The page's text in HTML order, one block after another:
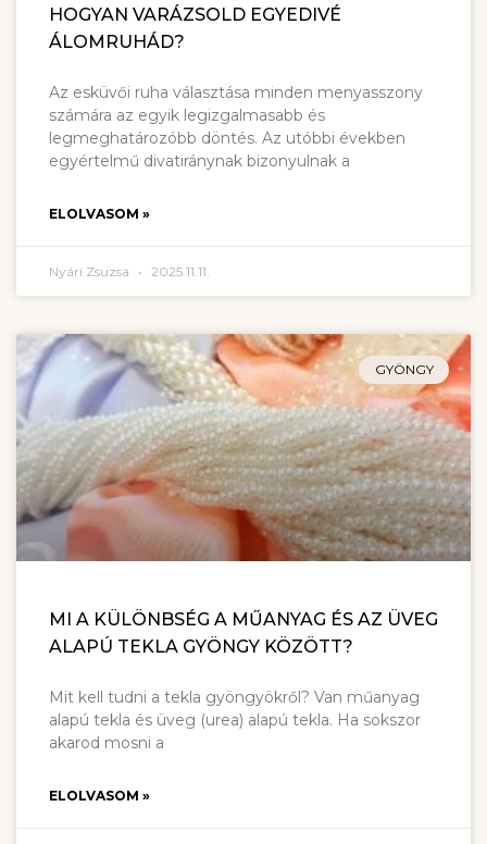
HOGYAN VARÁZSOLD EGYEDIVÉ
ÁLOMRUHÁD?
Az esküvői ruha választása minden menyasszony
számára az egyik legizgalmasabb és
legmeghatározóbb döntés. Az utóbbi években
egyértelmű divatiránynak bizonyulnak a
ELOLVASOM »
Nyári Zsuzsa 2025.11.11.
GYÖNGY
MI A KÜLÖNBSÉG A MŰANYAG ÉS AZ ÜVEG
ALAPÚ TEKLA GYÖNGY KÖZÖTT?
Mit kell tudni a tekla gyöngyökről? Van műanyag
alapú tekla és üveg (urea) alapú tekla. Ha sokszor
akarod mosni a
ELOLVASOM »